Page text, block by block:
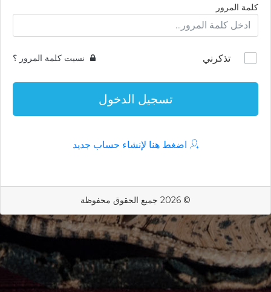
كلمة المرور
تذكرني نسيت كلمة المرور ؟
تسجيل الدخول
اضغط هنا لإنشاء حساب جديد
© 2026 جميع الحقوق محفوظة